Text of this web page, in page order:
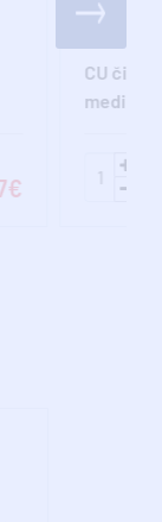
CU
medi